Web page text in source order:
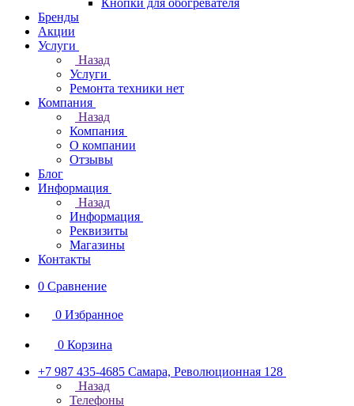
Кнопки для обогревателя
Бренды
Акции
Услуги
Назад
Услуги
Ремонта техники нет
Компания
Назад
Компания
О компании
Отзывы
Блог
Информация
Назад
Информация
Реквизиты
Магазины
Контакты
0 Сравнение
0 Избранное
0 Корзина
+7 987 435-4685 Самара, Революционная 128
Назад
Телефоны